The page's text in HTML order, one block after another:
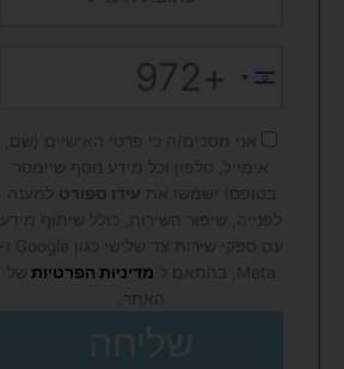
Israel
+972
אני מסכים/ה כי פרטי האישיים (שם,
אימייל, טלפון וכל מידע נוסף שיימסר
בטופס) ישמשו את עידו ספורט למענה
לפנייה, שיפור השירות, כולל שיתוף מידע
Meta, בהתאם ל
מדיניות הפרטיות של
האתר.
שליחה